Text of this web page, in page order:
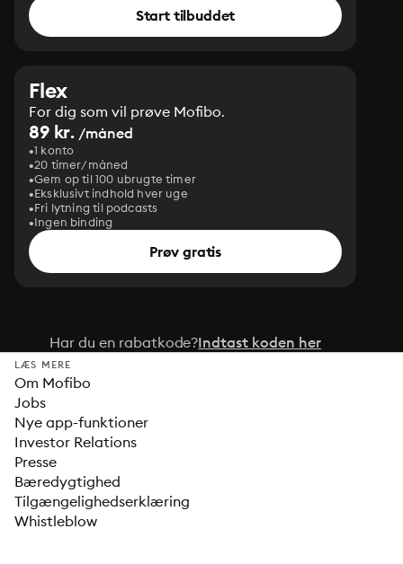
Start tilbuddet
Flex
For dig som vil prøve Mofibo.
89 kr. /måned
1 konto
20 timer/måned
Gem op til 100 ubrugte timer
Eksklusivt indhold hver uge
Fri lytning til podcasts
Ingen binding
Prøv gratis
Har du en rabatkode?Indtast koden her
LÆS MERE
Om Mofibo
Jobs
Nye app-funktioner
Investor Relations
Presse
Bæredygtighed
Tilgængelighedserklæring
Whistleblow